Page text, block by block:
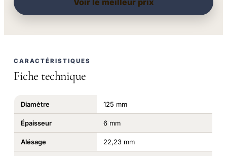
CARACTÉRISTIQUES
Fiche technique
Diamètre 125 mm
Épaisseur 6 mm
Alésage 22,23 mm